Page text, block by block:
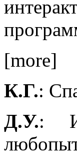
[more]
К.Г.:
Д.У.: